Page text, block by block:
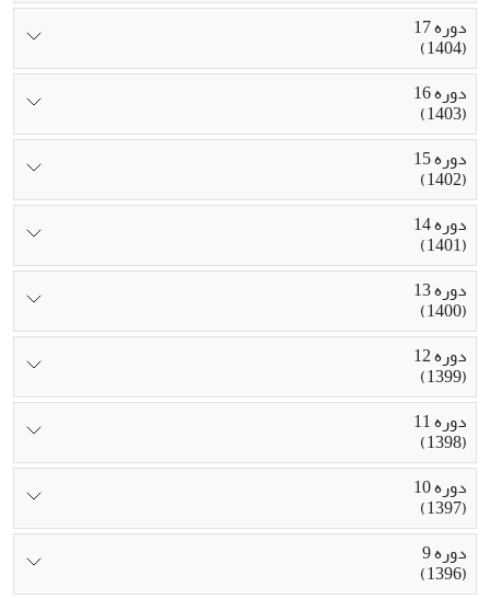
دوره 17
(1404)
دوره 16
(1403)
دوره 15
(1402)
دوره 14
(1401)
دوره 13
(1400)
دوره 12
(1399)
دوره 11
(1398)
دوره 10
(1397)
دوره 9
(1396)